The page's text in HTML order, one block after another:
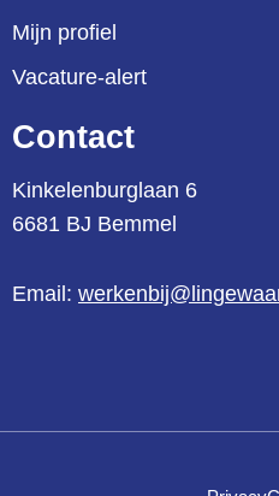
Mijn profiel
Vacature-alert
Contact
Kinkelenburglaan 6
6681 BJ Bemmel
Email: